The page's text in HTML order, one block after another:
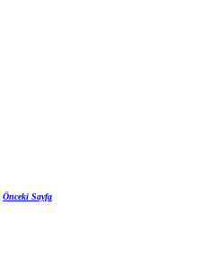
Önceki Sayfa